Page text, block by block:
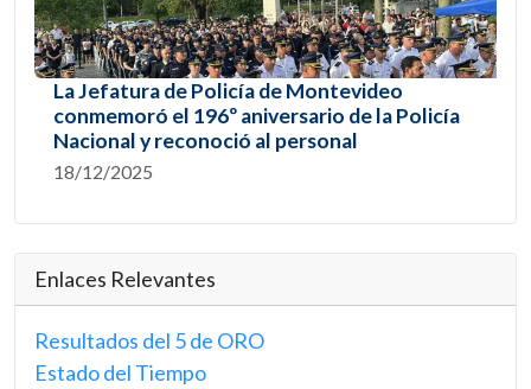
La Jefatura de Policía de Montevideo
conmemoró el 196º aniversario de la Policía
Nacional y reconoció al personal
18/12/2025
Enlaces Relevantes
Resultados del 5 de ORO
Estado del Tiempo